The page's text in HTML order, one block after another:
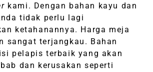
kami. Dengan bahan kayu dan
tidak perlu lagi
ketahanannya. Harga meja
sangat terjangkau. Bahan
pelapis terbaik yang akan
dan kerusakan seperti